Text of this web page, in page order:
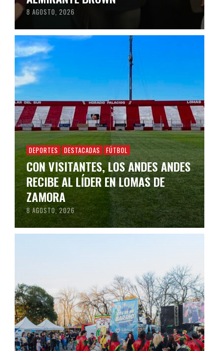
8 AGOSTO, 2026
DEPORTES DESTACADAS FÚTBOL
CON VISITANTES, LOS ANDES ANDES
RECIBE AL LÍDER EN LOMAS DE
ZAMORA
8 AGOSTO, 2026